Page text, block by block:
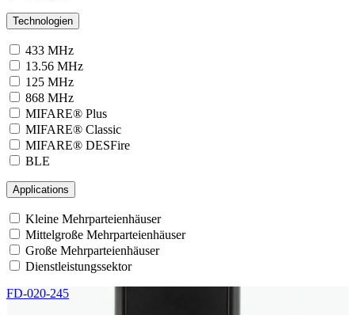
Technologien
433 MHz
13.56 MHz
125 MHz
868 MHz
MIFARE® Plus
MIFARE® Classic
MIFARE® DESFire
BLE
Applications
Kleine Mehrparteienhäuser
Mittelgroße Mehrparteienhäuser
Große Mehrparteienhäuser
Dienstleistungssektor
FD-020-245